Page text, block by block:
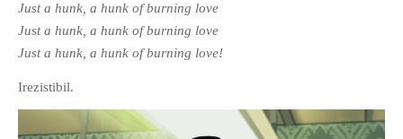
Just a hunk, a hunk of burning love
Just a hunk, a hunk of burning love
Just a hunk, a hunk of burning love!
Irezistibil.